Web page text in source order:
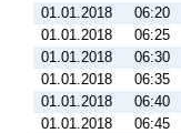
01.01.2018
06:20
01.01.2018
06:25
01.01.2018
06:30
01.01.2018
06:35
01.01.2018
06:40
01.01.2018
06:45